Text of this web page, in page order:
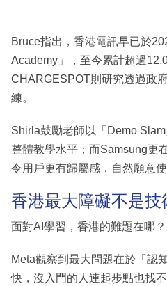
Bruce指出，香港電訊早已於
Academy」，至今累計超過
CHARGESPOT則研究透過政
練。
Shirla鼓勵老師以「Demo
整體教學水平；而Samsung更
令用戶更有歸屬感，自然願意使
香港最大障礙不是技
面對AI學習，香港的難題在哪？
Meta觀察到最大問題在於「認
快，沒入門的人連起步點也找